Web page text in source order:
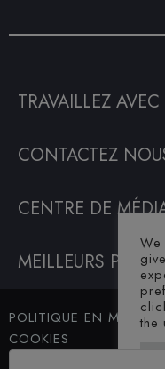
TRAVAILLEZ
CONTACTEZ
CENTRE DE
MEILLEURS PRIX
POLITIQUE EN
COOKIES
the